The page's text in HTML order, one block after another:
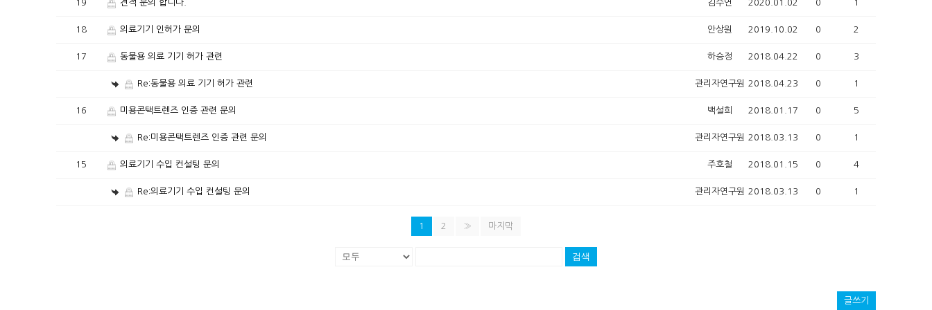
19 견적 문의 합니다. 김수연 2020.01.02 0 1
18 의료기기 인허가 문의 안상원 2019.10.02 0 2
17 동물용 의료 기기 허가 관련 하승정 2018.04.22 0 3
Re:동물용 의료 기기 허가 관련 관리자연구원 2018.04.23 0 1
16 미용콘택트렌즈 인증 관련 문의 백설희 2018.01.17 0 5
Re:미용콘택트렌즈 인증 관련 문의 관리자연구원 2018.03.13 0 1
15 의료기기 수입 컨설팅 문의 주호철 2018.01.15 0 4
Re:의료기기 수입 컨설팅 문의 관리자연구원 2018.03.13 0 1
1 2 » 마지막
검색
글쓰기